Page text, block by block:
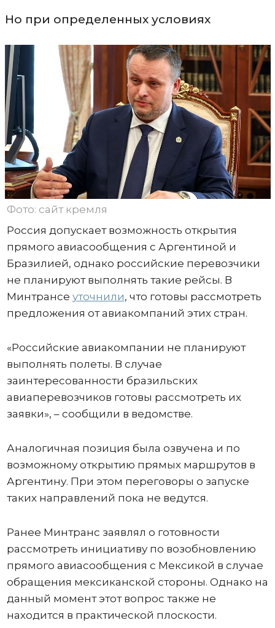
Но при определенных условиях
Фото: сайт кремля
Россия допускает возможность открытия
прямого авиасообщения с Аргентиной и
Бразилией, однако российские перевозчики
не планируют выполнять такие рейсы. В
Минтрансе уточнили, что готовы рассмотреть
предложения от авиакомпаний этих стран.
«Российские авиакомпании не планируют
выполнять полеты. В случае
заинтересованности бразильских
авиаперевозчиков готовы рассмотреть их
заявки», – сообщили в ведомстве.
Аналогичная позиция была озвучена и по
возможному открытию прямых маршрутов в
Аргентину. При этом переговоры о запуске
таких направлений пока не ведутся.
Ранее Минтранс заявлял о готовности
рассмотреть инициативу по возобновлению
прямого авиасообщения с Мексикой в случае
обращения мексиканской стороны. Однако на
данный момент этот вопрос также не
находится в практической плоскости.